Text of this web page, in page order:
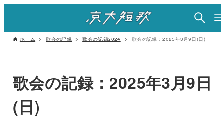
ホーム 歌会の記録 歌会の記録2024 歌会の記録：2025年3月9日(日)
歌会の記録：2025年3月9日
(日)